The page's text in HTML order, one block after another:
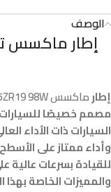
الوصف
إطارماكسس MAXXIS 245/45ZR19 98W
مصمم خصيصًا للسيارات
السيارات ذات الأداء
وأداء ممتاز على الأسطح
للقيادة بسرعات عالية
والمميزات الخاصة بهذا